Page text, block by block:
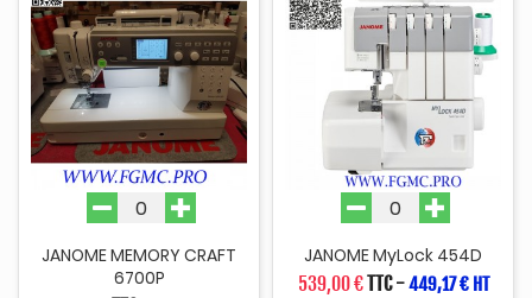
JANOME MEMORY CRAFT
6700P
JANOME MyLock 454D
539,00 €TTC-449,17 € HT